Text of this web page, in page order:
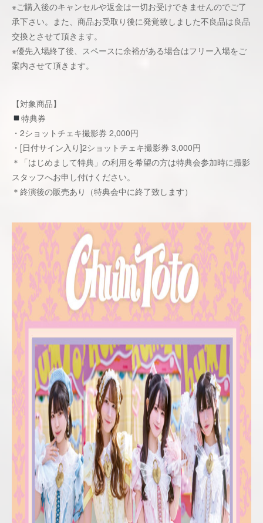
※ご購入後のキャンセルや返金は一切お受けできませんのでご了
承下さい。また、商品お受取り後に発覚致しました不良品は良品
交換とさせて頂きます。
※優先入場終了後、スペースに余裕がある場合はフリー入場をご
案内させて頂きます。
【対象商品】
特典券
・2ショットチェキ撮影券 2,000円
・[日付サイン入り]2ショットチェキ撮影券 3,000円
＊「はじめまして特典」の利用を希望の方は特典会参加時に撮影
スタッフへお申し付けください。
＊終演後の販売あり（特典会中に終了致します）